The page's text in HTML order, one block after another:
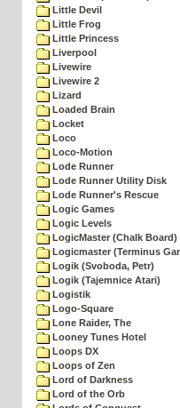
Little Devil
Little Frog
Little Princess
Liverpool
Livewire
Livewire 2
Lizard
Loaded Brain
Locket
Loco
Loco-Motion
Lode Runner
Lode Runner Utility Disk
Lode Runner's Rescue
Logic Games
Logic Levels
LogicMaster (Chalk Board)
Logicmaster (Terminus
Logik (Svoboda, Petr)
Logik (Tajemnice Atari)
Logistik
Logo-Square
Lone Raider, The
Looney Tunes Hotel
Loops DX
Loops of Zen
Lord of Darkness
Lord of the Orb